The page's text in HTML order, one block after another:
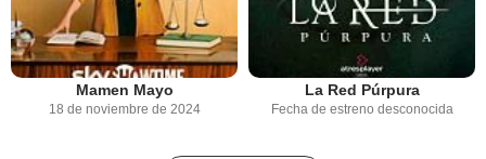
Mamen Mayo
18 de noviembre de 2024
La Red Púrpura
Fecha de estreno desconocida